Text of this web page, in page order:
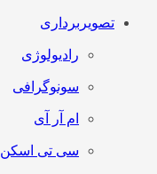
تصویربرداری
رادیولوژی
سونوگرافی
ام آر آی
سی تی اسکن